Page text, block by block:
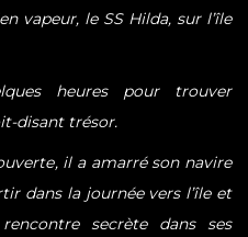
vapeur, le SS Hilda, sur l’île
heures pour trouver
disant trésor.
il a amarré son navire
dans la journée vers l’île et
secrète dans ses